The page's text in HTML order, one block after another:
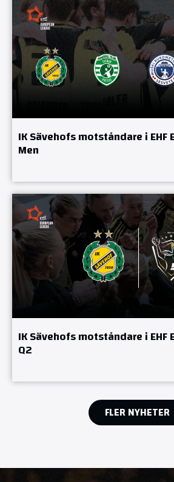
IK Sävehofs motståndare i EHF
Men
IK Sävehofs motståndare i EHF
Q2
FLER NYHETER